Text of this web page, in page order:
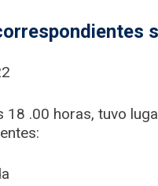
18 .00 horas, tuvo